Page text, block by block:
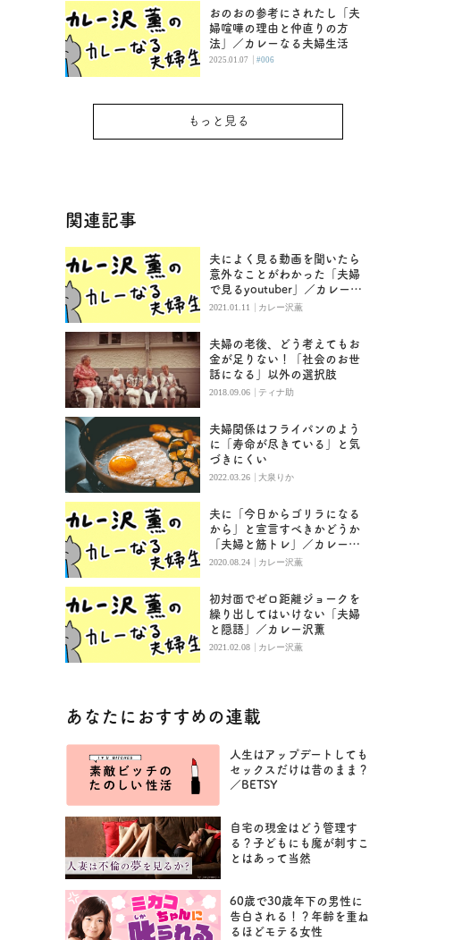
おのおの参考にされたし「夫
婦喧嘩の理由と仲直りの方
法」／カレーなる夫婦生活
2025.01.07 | #006
もっと見る
関連記事
夫によく見る動画を聞いたら
意外なことがわかった「夫婦
で見るyoutuber」／カレー沢
薫
2021.01.11 | カレー沢薫
夫婦の老後、どう考えてもお
金が足りない！「社会のお世
話になる」以外の選択肢
2018.09.06 | ティナ助
夫婦関係はフライパンのよう
に「寿命が尽きている」と気
づきにくい
2022.03.26 | 大泉りか
夫に「今日からゴリラになる
から」と宣言すべきかどうか
「夫婦と筋トレ」／カレー沢
薫
2020.08.24 | カレー沢薫
初対面でゼロ距離ジョークを
繰り出してはいけない「夫婦
と隠語」／カレー沢薫
2021.02.08 | カレー沢薫
あなたにおすすめの連載
人生はアップデートしても
セックスだけは昔のまま？
／BETSY
自宅の現金はどう管理す
る？子どもにも魔が刺すこ
とはあって当然
60歳で30歳年下の男性に
告白される！？年齢を重ね
るほどモテる女性